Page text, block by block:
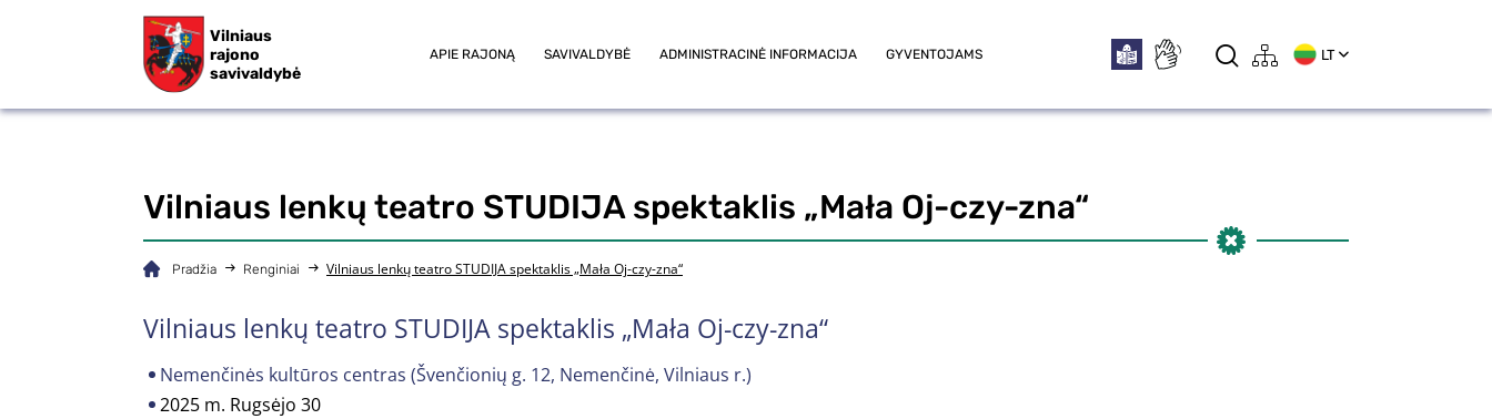
Vilniaus
rajono
savivaldybė
APIE RAJONĄ SAVIVALDYBĖ ADMINISTRACINĖ INFORMACIJA GYVENTOJAMS LT
Vilniaus lenkų teatro STUDIJA spektaklis „Mała Oj-czy-zna“
Pradžia Renginiai Vilniaus lenkų teatro STUDIJA spektaklis „Mała Oj-czy-zna“
Vilniaus lenkų teatro STUDIJA spektaklis „Mała Oj-czy-zna“
Nemenčinės kultūros centras (Švenčionių g. 12, Nemenčinė, Vilniaus r.)
2025 m. Rugsėjo 30